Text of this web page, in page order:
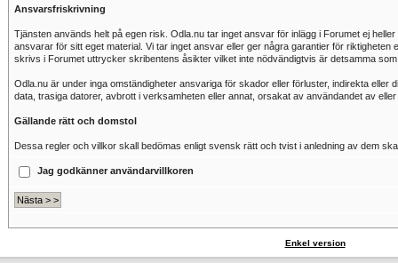
Ansvarsfriskrivning
Tjänsten används helt på egen risk. Odla.nu tar inget ansvar för inlägg i Forumet ej
ansvarar för sitt eget material. Vi tar inget ansvar eller ger några garantier för riktigheten
skrivs i Forumet uttrycker skribentens åsikter vilket inte nödvändigtvis är detsamma
Odla.nu är under inga omständigheter ansvariga för skador eller förluster, indirekta eller
data, trasiga datorer, avbrott i verksamheten eller annat, orsakat av användandet av
Gällande rätt och domstol
Dessa regler och villkor skall bedömas enligt svensk rätt och tvist i anledning av dem
Jag godkänner användarvillkoren
Enkel version